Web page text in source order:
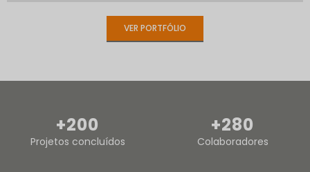
VER PORTFÓLIO
+200
Projetos concluídos
+280
Colaboradores